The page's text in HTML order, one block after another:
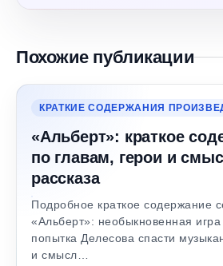
Похожие публикации
КРАТКИЕ СОДЕРЖАНИЯ
«Альберт»: краткое
по главам, герои и
рассказа
Подробное краткое содержание
«Альберт»: необыкновенная игра
попытка Делесова спасти
и смысл…